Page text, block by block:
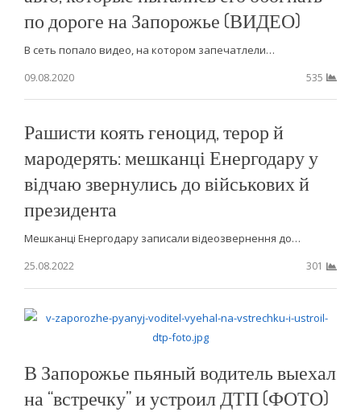
по дороге на Запорожье (ВИДЕО)
В сеть попало видео, на котором запечатлели…
09.08.2020
535
Рашисти коять геноцид, терор й
мародерять: мешканці Енергодару у
відчаю звернулись до військових й
президента
Мешканці Енергодару записали відеозвернення до…
25.08.2022
301
В Запорожье пьяный водитель выехал
на “встречку” и устроил ДТП (ФОТО)